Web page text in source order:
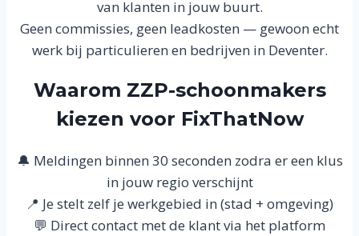
van klanten in jouw buurt.
Geen commissies, geen leadkosten — gewoon echt
werk bij particulieren en bedrijven in Deventer.
Waarom ZZP-schoonmakers
kiezen voor FixThatNow
🔔 Meldingen binnen 30 seconden zodra er een klus
in jouw regio verschijnt
📍 Je stelt zelf je werkgebied in (stad + omgeving)
💬 Direct contact met de klant via het platform